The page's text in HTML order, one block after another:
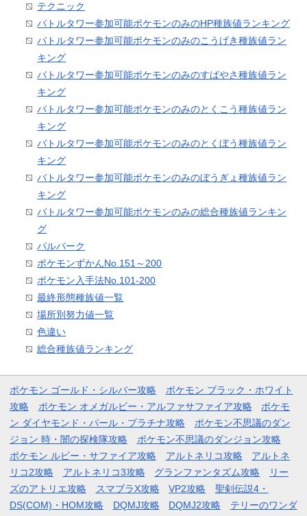
テクニック
バトルタワー参加可能ポケモンのみのHP種族値ランキング
バトルタワー参加可能ポケモンのみのこうげき種族値ラン
キング
バトルタワー参加可能ポケモンのみのすばやさ種族値ラン
キング
バトルタワー参加可能ポケモンのみのとくこう種族値ラン
キング
バトルタワー参加可能ポケモンのみのとくぼう種族値ラン
キング
バトルタワー参加可能ポケモンのみのぼうぎょ種族値ラン
キング
バトルタワー参加可能ポケモンのみの総合種族値ランキン
グ
パルパーク
ポケモンずかんNo.151～200
ポケモン入手法No.101-200
最終形態種族値一覧
場所別努力値一覧
色違い
総合種族値ランキング
ポケモン ゴールド・シルバー攻略
ポケモン ブラック・ホワイト
攻略
ポケモン オメガルビー・アルファサファイア攻略
ポケモ
ン ダイヤモンド・パール・プラチナ攻略
ポケモン不思議のダン
ジョン 時・闇の探検隊攻略
ポケモン不思議のダンジョン攻略
ポケモン ルビー・サファイア攻略
アルトネリコ攻略
アルトネ
リコ2攻略
アルトネリコ3攻略 グランファンタズム攻略
リー
ズのアトリエ攻略
スマブラX攻略 VP2攻略
聖剣伝説4・
DS(COM)・HOM攻略
DQMJ攻略 DQMJ2攻略 テリーのワンダ